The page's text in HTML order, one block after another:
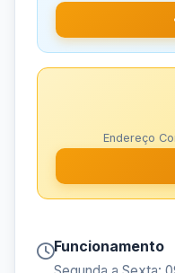
Endereço
Funcionamento